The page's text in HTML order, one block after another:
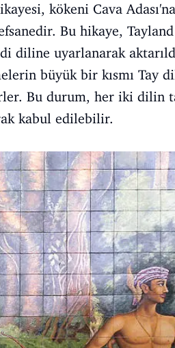
kökeni Cava
Bu hikaye,
diline uyarlanarak
büyük bir kısmı Tay
Bu durum, her iki dilin
kabul edilebilir.